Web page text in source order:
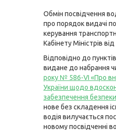
Обмін посвідчення
про порядок видачі
керування
Кабінету Міністрів
Відповідно до
видане до набрання
року № 586-VI «Про
України щодо
забезпечення
нове без складення
водія вилучається
новому посвідченні